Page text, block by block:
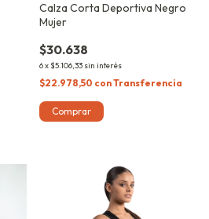
Calza Corta Deportiva Negro
Mujer
$30.638
6x $5.106,33 sin interés
$22.978,50 conTransferencia
Comprar